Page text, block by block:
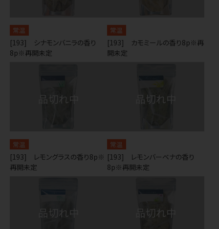
常温
[193] シナモンバニラの香り
8p※再開未定
常温
[193] カモミールの香り8p※再
開未定
常温
[193] レモングラスの香り8p※
再開未定
常温
[193] レモンバーベナの香り
8p※再開未定